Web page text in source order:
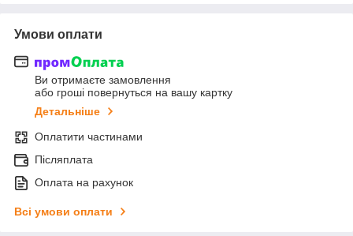
Умови оплати
Ви отримаєте замовлення
або гроші повернуться на вашу картку
Детальніше
Оплатити частинами
Післяплата
Оплата на рахунок
Всі умови оплати